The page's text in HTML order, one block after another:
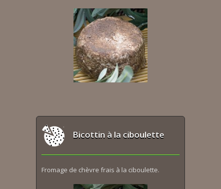
Bicottin à la ciboulette
Fromage de chèvre frais à la ciboulette.